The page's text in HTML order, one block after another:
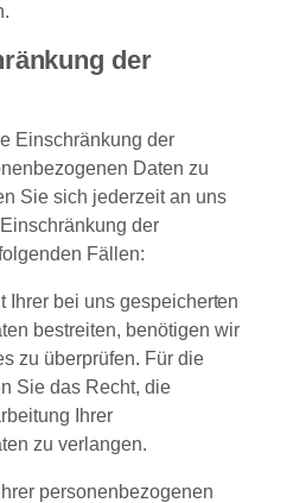
der
Einschränkung der
Daten zu
Sie sich jederzeit an uns
der
Fällen:
Ihrer bei uns gespeicherten
bestreiten, benötigen wir
zu überprüfen. Für die
Sie das Recht, die
Ihrer
zu verlangen.
personenbezogenen